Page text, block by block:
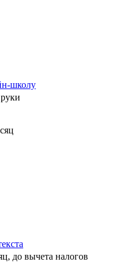
школу
до вычета налогов